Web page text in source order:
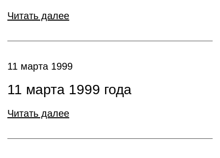
Читать далее
11 марта 1999
11 марта 1999 года
Читать далее